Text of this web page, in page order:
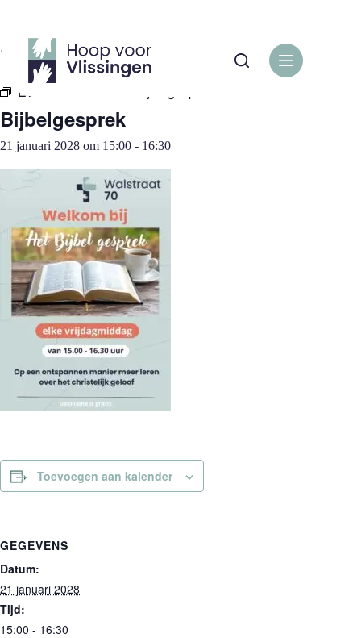
inhoud
« Alle Evenementen
Evenementenreeks:
Bijbelgesprek
21 januari 2028 om 15:00 - 16:30
Toevoegen aan kalender
GEGEVENS
Datum:
21 januari 2028
Tijd:
15:00 - 16:30